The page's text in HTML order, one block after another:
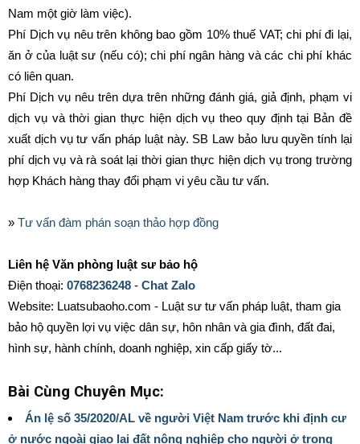
Nam một giờ làm việc).
Phí Dịch vụ nêu trên không bao gồm 10% thuế VAT; chi phí đi lại,
ăn ở của luật sư (nếu có); chi phí ngân hàng và các chi phí khác
có liên quan.
Phí Dịch vụ nêu trên dựa trên những đánh giá, giả định, phạm vi
dịch vụ và thời gian thực hiện dịch vụ theo quy định tại Bản đề
xuất dịch vụ tư vấn pháp luật này. SB Law bảo lưu quyền tính lại
phí dịch vụ và rà soát lại thời gian thực hiện dịch vụ trong trường
hợp Khách hàng thay đổi phạm vi yêu cầu tư vấn.
» Tư vấn đàm phán soạn thảo hợp đồng
Liên hệ Văn phòng luật sư bảo hộ
Điện thoại: 0768236248 - Chat Zalo
Website: Luatsubaoho.com - Luật sư tư vấn pháp luật, tham gia
bảo hộ quyền lợi vụ việc dân sự, hôn nhân và gia đình, đất đai,
hình sự, hành chính, doanh nghiệp, xin cấp giấy tờ...
Bài Cùng Chuyên Mục:
Án lệ số 35/2020/AL về người Việt Nam trước khi định cư
ở nước ngoài giao lại đất nông nghiệp cho người ở trong